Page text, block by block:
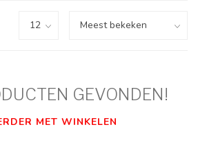
GEVONDEN!
MET WINKELEN